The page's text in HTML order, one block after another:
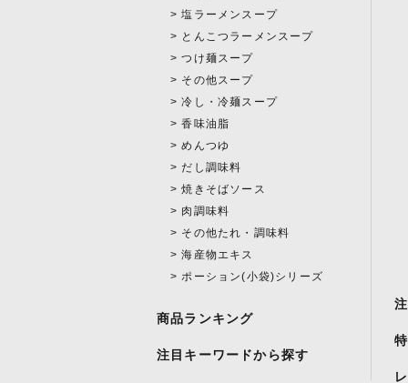
塩ラーメンスープ
とんこつラーメンスープ
つけ麺スープ
その他スープ
冷し・冷麺スープ
香味油脂
めんつゆ
だし調味料
焼きそばソース
肉調味料
その他たれ・調味料
海産物エキス
ポーション(小袋)シリーズ
商品ランキング
注目キーワードから探す